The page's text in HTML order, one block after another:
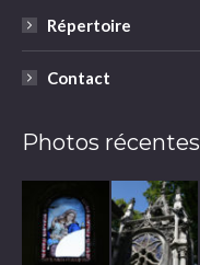
Répertoire
Contact
Photos récentes